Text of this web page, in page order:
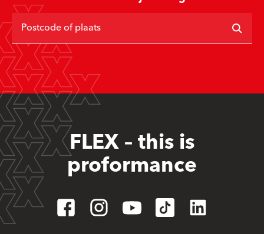
Postcode of plaats
FLEX – this is
proformance